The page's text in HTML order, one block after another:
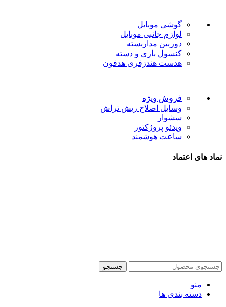
گوشی موبایل
لوازم جانبی موبایل
دوربین مداربسته
کنسول بازی و دسته
هدست هندزفری هدفون
فروش ویژه
وسایل اصلاح ریش تراش
سشوار
ویدئو پروژکتور
ساعت هوشمند
نماد های اعتماد
جستجو
منو
دسته بندی ها